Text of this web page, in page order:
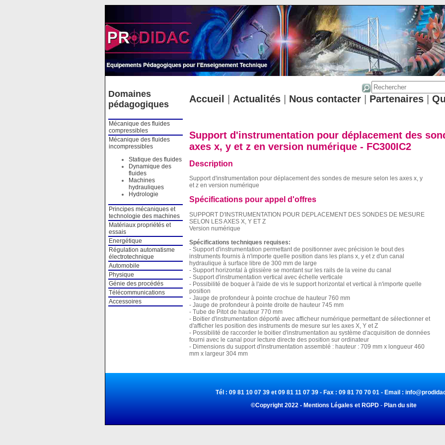
Domaines
pédagogiques
Mécanique des fluides
compressibles
Mécanique des fluides
incompressibles
Statique des fluides
Dynamique des
fluides
Machines
hydrauliques
Hydrologie
Principes mécaniques et
technologie des machines
Matériaux propriétés et
essais
Energétique
Régulation automatisme
électrotechnique
Automobile
Physique
Génie des procédés
Télécommunications
Accessoires
Accueil Actualités| Nous contacter| Partenaires|
Support d'instrumentation pour déplacement des
axes x, y et z en version numérique - FC300IC2
Description
Support d'instrumentation pour déplacement des sondes de mesure selon les axes x, y
et z en version numérique
Spécifications pour appel d'offres
SUPPORT D'INSTRUMENTATION POUR DEPLACEMENT DES SONDES DE MESURE
SELON LES AXES X, Y ET Z
Version numérique
Spécifications techniques requises:
- Support d'instrumentation permettant de positionner avec précision le bout des
instruments fournis à n'importe quelle position dans les plans x, y et z d'un canal
hydraulique à surface libre de 300 mm de large
- Support horizontal à glissière se montant sur les rails de la veine du canal
- Support d'instrumentation vertical avec échelle verticale
- Possibilité de boquer à l'aide de vis le support horizontal et vertical à n'importe quelle
position
- Jauge de profondeur à pointe crochue de hauteur 760 mm
- Jauge de profondeur à pointe droite de hauteur 745 mm
- Tube de Pitot de hauteur 770 mm
- Boitier d'instrumentation déporté avec afficheur numérique permettant de sélectionner et
d'afficher les position des instruments de mesure sur les axes X, Y et Z
- Possibilité de raccorder le boitier d'instrumentation au système d'acquisition de données
fourni avec le canal pour lecture directe des position sur ordinateur
- Dimensions du support d'instrumentation assemblé : hauteur : 709 mm x longueur 460
mm x largeur 304 mm
Tél : 09 81 10 07 39 et 09 81 11 07 39 - Fax : 09 81 70 70 01 - Email :
©Copyright 2022 - Mentions Légales et RGPD - Plan du site